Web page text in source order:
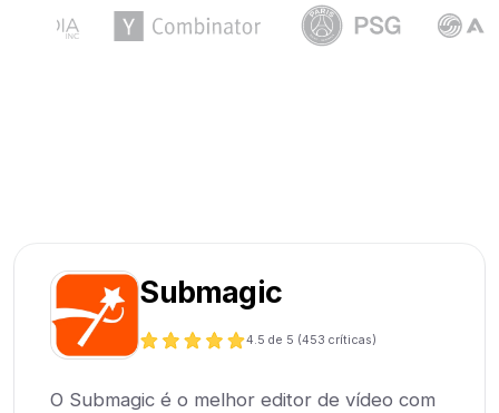
Submagic
4.5 de 5 (453 críticas)
O Submagic é o melhor editor de vídeo com